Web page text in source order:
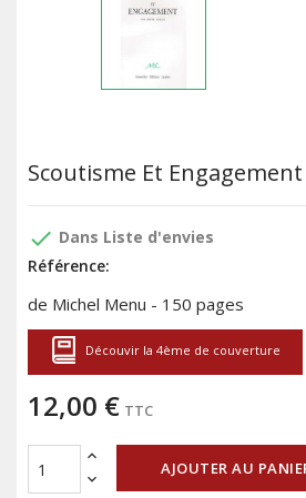
Scoutisme Et Engagement
done Dans Liste d'envies
Référence:
de Michel Menu - 150 pages
Découvir la 4ème de couverture
12,00 € TTC
AJOUTER AU